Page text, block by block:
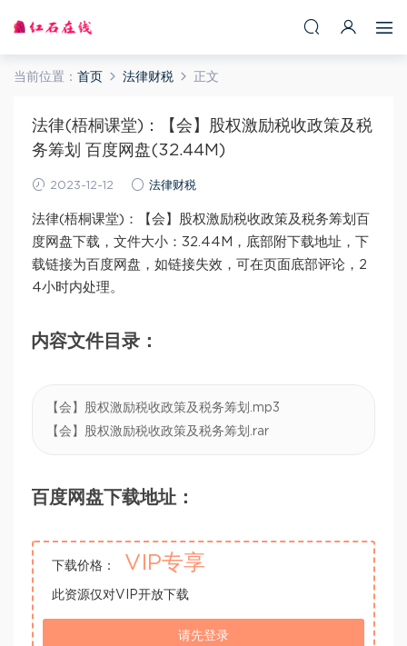
当前位置： 首页 法律财税 正文
法律(梧桐课堂)：【会】股权激励税收政策及税
务筹划 百度网盘(32.44M)
2023-12-12 法律财税
法律(梧桐课堂)：【会】股权激励税收政策及税务筹划百
度网盘下载，文件大小：32.44M，底部附下载地址，下
载链接为百度网盘，如链接失效，可在页面底部评论，2
4小时内处理。
内容文件目录：
【会】股权激励税收政策及税务筹划.mp3
【会】股权激励税收政策及税务筹划.rar
百度网盘下载地址：
下载价格： VIP专享
此资源仅对VIP开放下载
请先登录